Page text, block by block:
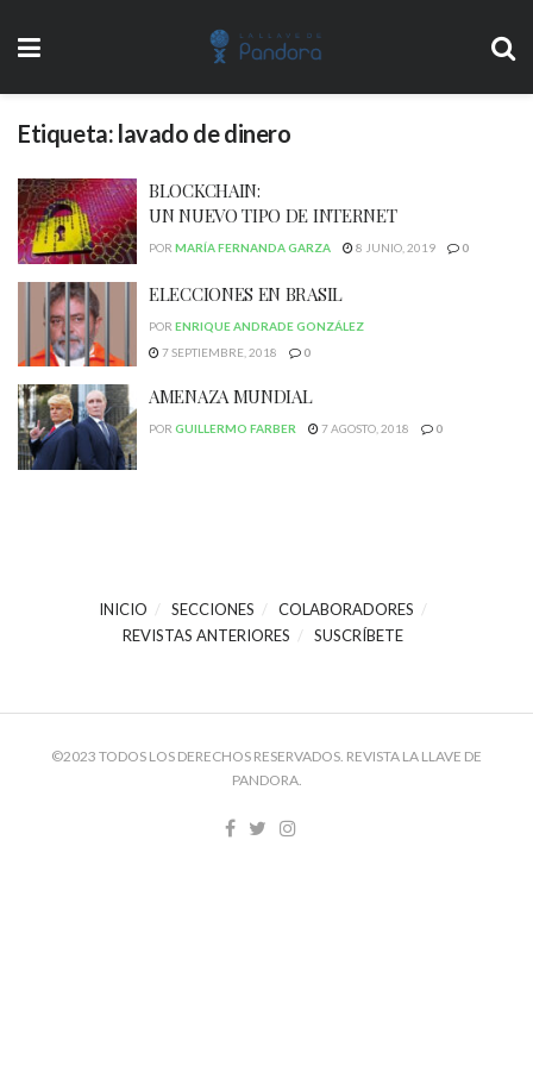
Etiqueta: lavado de dinero
BLOCKCHAIN:
UN NUEVO TIPO DE INTERNET
POR MARÍA FERNANDA GARZA 8 JUNIO, 2019 0
ELECCIONES EN BRASIL
POR ENRIQUE ANDRADE GONZÁLEZ
7 SEPTIEMBRE, 2018
0
AMENAZA MUNDIAL
POR GUILLERMO FARBER 7 AGOSTO, 2018 0
INICIO SECCIONES
COLABORADORES
REVISTAS ANTERIORES
SUSCRÍBETE
©2023 TODOS LOS DERECHOS RESERVADOS. REVISTA LA LLAVE DE
PANDORA.